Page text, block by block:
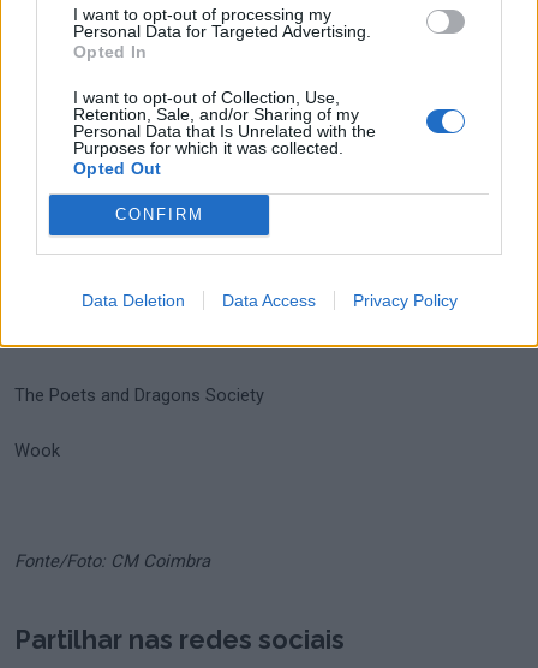
I want to opt-out of processing my
Personal Data for Targeted Advertising.
Opted In
I want to opt-out of Collection, Use,
Retention, Sale, and/or Sharing of my
Personal Data that Is Unrelated with the
Purposes for which it was collected.
Opted Out
CONFIRM
Data Deletion Data Access Privacy Policy
Porto Editora
Rota do Livro -Edições Toth
Saída de Emergência
Saudade Distribuidora
Sílvio Passos Alfarrabista
The Poets and Dragons Society
Wook
Fonte/Foto: CM Coimbra
Partilhar nas redes sociais